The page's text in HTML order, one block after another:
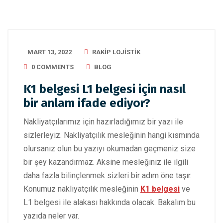
MART 13, 2022
RAKIP LOJISTIK
0 COMMENTS
BLOG
K1 belgesi L1 belgesi için nasıl
bir anlam ifade ediyor?
Nakliyatçılarımız için hazırladığımız bir yazı ile
sizlerleyiz. Nakliyatçılık mesleğinin hangi kısmında
olursanız olun bu yazıyı okumadan geçmeniz size
bir şey kazandırmaz. Aksine mesleğiniz ile ilgili
daha fazla bilinçlenmek sizleri bir adım öne taşır.
Konumuz nakliyatçılık mesleğinin K1 belgesi ve
L1 belgesi ile alakası hakkında olacak. Bakalım bu
yazıda neler var.